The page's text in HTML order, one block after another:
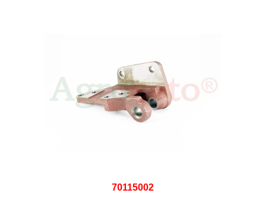
70115002